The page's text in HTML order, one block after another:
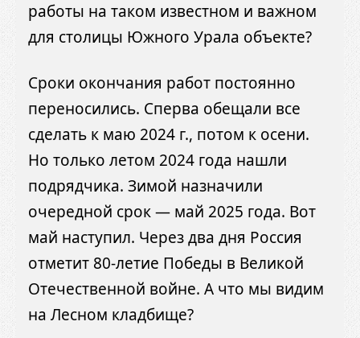
работы на таком известном и важном
для столицы Южного Урала объекте?
Сроки окончания работ постоянно
переносились. Сперва обещали все
сделать к маю 2024 г., потом к осени.
Но только летом 2024 года нашли
подрядчика. Зимой назначили
очередной срок — май 2025 года. Вот
май наступил. Через два дня Россия
отметит 80-летие Победы в Великой
Отечественной войне. А что мы видим
на Лесном кладбище?